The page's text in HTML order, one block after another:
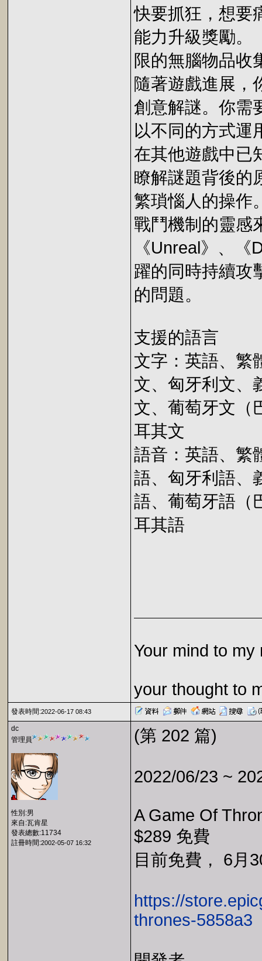
快要抓狂，想要
能力升級獎勵。
限的無腦物品收
隨著遊戲進展，
創意解謎。你需
以不同的方式運
在其他遊戲中已
瞭解謎題背後的
繁瑣惱人的操作
戰鬥機制的靈感
《Unreal》、
躍的同時持續攻
的問題。
支援的語言
文字：英語、繁
文、匈牙利文、
文、葡萄牙文（
耳其文
語音：英語、繁
語、匈牙利語、
語、葡萄牙語（
耳其語
Your mind to my
your thought to
發表時間:2022-06-17 08:43
dc
管理員
性別:男
來自:瓦肯星
發表總數:11734
註冊時間:2002-05-07 16:32
(第 202 篇)
2022/06/23 ~
A Game Of
$289 免費
目前免費， 6月
https://
thrones-5858a3